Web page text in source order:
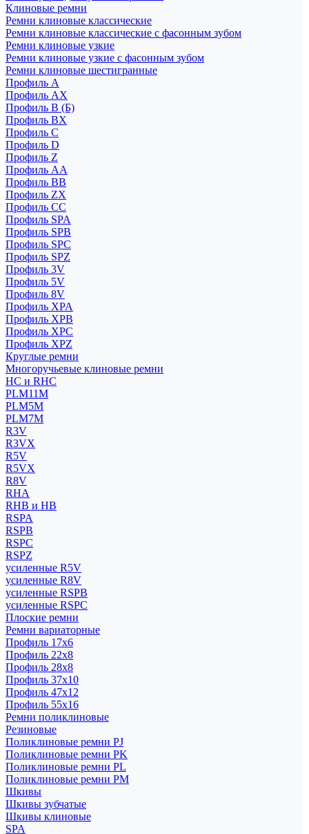
Клиновые ремни
Ремни клиновые классические
Ремни клиновые классические с фасонным зубом
Ремни клиновые узкие
Ремни клиновые узкие с фасонным зубом
Ремни клиновые шестигранные
Профиль A
Профиль AX
Профиль B (Б)
Профиль BX
Профиль C
Профиль D
Профиль Z
Профиль АА
Профиль BB
Профиль ZX
Профиль CC
Профиль SPA
Профиль SPB
Профиль SPC
Профиль SPZ
Профиль 3V
Профиль 5V
Профиль 8V
Профиль XPA
Профиль XPB
Профиль XPC
Профиль XPZ
Круглые ремни
Многоручьевые клиновые ремни
HC и RHC
PLM11M
PLM5M
PLM7M
R3V
R3VX
R5V
R5VX
R8V
RHA
RHB и HB
RSPA
RSPB
RSPC
RSPZ
усиленные R5V
усиленные R8V
усиленные RSPB
усиленные RSPC
Плоские ремни
Ремни вариаторные
Профиль 17x6
Профиль 22x8
Профиль 28x8
Профиль 37x10
Профиль 47x12
Профиль 55x16
Ремни поликлиновые
Резиновые
Поликлиновые ремни PJ
Поликлиновые ремни PK
Поликлиновые ремни PL
Поликлиновые ремни PM
Шкивы
Шкивы зубчатые
Шкивы клиновые
SPA